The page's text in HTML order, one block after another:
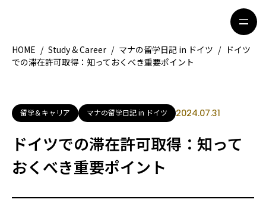
地域別ガイド
グルメ
観光ガイド
留学＆キャリア
ライフスタイル
HOME / Study & Career / マナの留学日記 in ドイツ / ドイツ
での滞在許可取得：知っておくべき重要ポイント
留学＆キャリア マナの留学日記 in ドイツ 2024.07.31
ドイツでの滞在許可取得：知って
おくべき重要ポイント